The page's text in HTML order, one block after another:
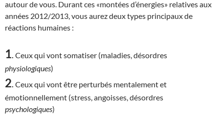
autour de vous. Durant ces «montées d’énergies» relatives aux
années 2012/2013, vous aurez deux types principaux de
réactions humaines :
1 Ceux qui vont somatiser (maladies, désordres
physiologiques)
2 Ceux qui vont être perturbés mentalement et
émotionnellement (stress, angoisses, désordres
psychologiques)